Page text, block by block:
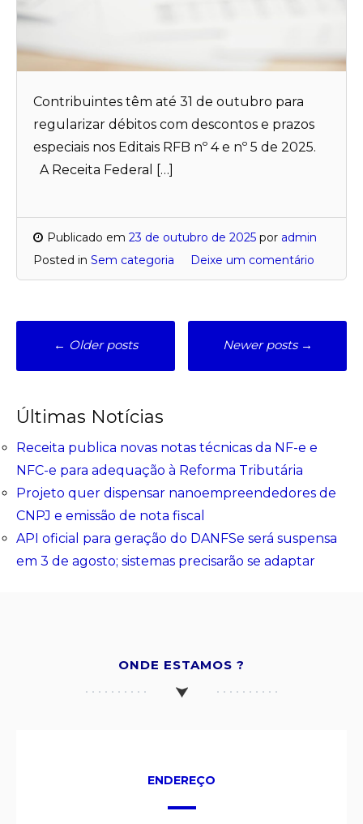
Contribuintes têm até 31 de outubro para
regularizar débitos com descontos e prazos
especiais nos Editais RFB nº 4 e nº 5 de 2025.
A Receita Federal […]
Publicado em 23 de outubro de 2025 por admin
Posted in Sem categoria Deixe um comentário
Posts
navigation
← Older posts Newer posts →
Últimas Notícias
Receita publica novas notas técnicas da NF-e e
NFC-e para adequação à Reforma Tributária
Projeto quer dispensar nanoempreendedores de
CNPJ e emissão de nota fiscal
API oficial para geração do DANFSe será suspensa
em 3 de agosto; sistemas precisarão se adaptar
ONDE ESTAMOS ?
ENDEREÇO